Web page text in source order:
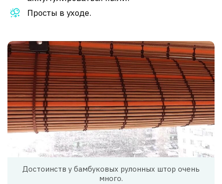
Просты в уходе.
Достоинств у бамбуковых рулонных штор очень
много.